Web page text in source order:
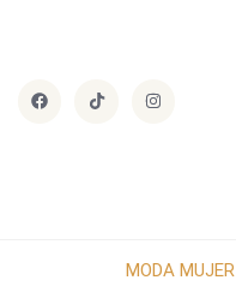
MODA MUJER